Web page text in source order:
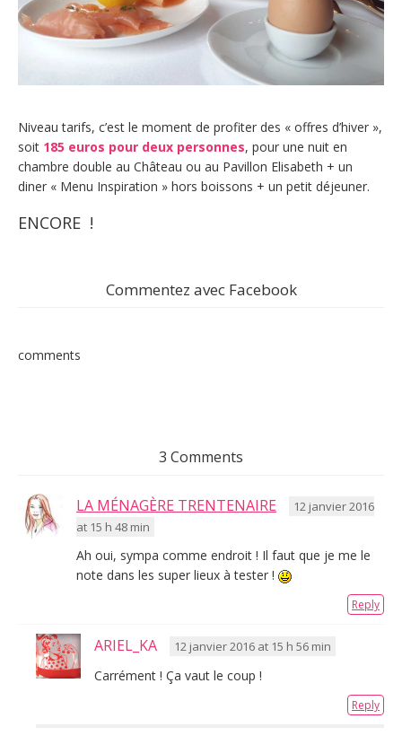
Niveau tarifs, c’est le moment de profiter des « offres d’hiver »,
soit 185 euros pour deux personnes, pour une nuit en
chambre double au Château ou au Pavillon Elisabeth + un
diner « Menu Inspiration » hors boissons + un petit déjeuner.
ENCORE !
Commentez avec Facebook
comments
3 Comments
LA MÉNAGÈRE TRENTENAIRE
12 janvier 2016
at 15 h 48 min
Ah oui, sympa comme endroit ! Il faut que je me le
note dans les super lieux à tester !
Reply
ARIEL_KA 12 janvier 2016 at 15 h 56 min
Carrément ! Ça vaut le coup !
Reply